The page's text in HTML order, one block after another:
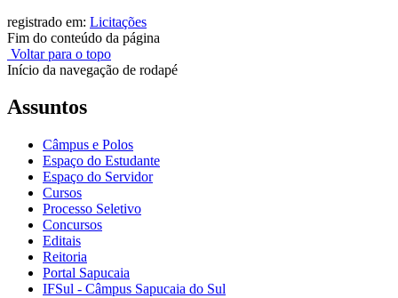
registrado em: Licitações
Fim do conteúdo da página
Voltar para o topo
Início da navegação de rodapé
Assuntos
Câmpus e Polos
Espaço do Estudante
Espaço do Servidor
Cursos
Processo Seletivo
Concursos
Editais
Reitoria
Portal Sapucaia
IFSul - Câmpus Sapucaia do Sul